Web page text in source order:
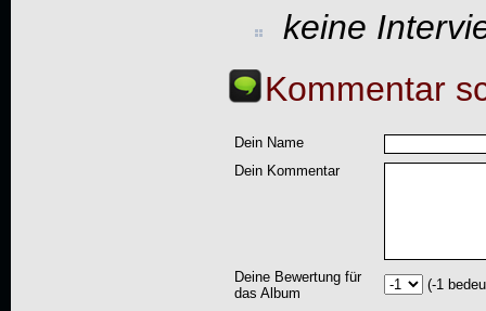
keine
Kommentar
Dein Name
Dein Kommentar
Deine Bewertung für
das Album
(-1